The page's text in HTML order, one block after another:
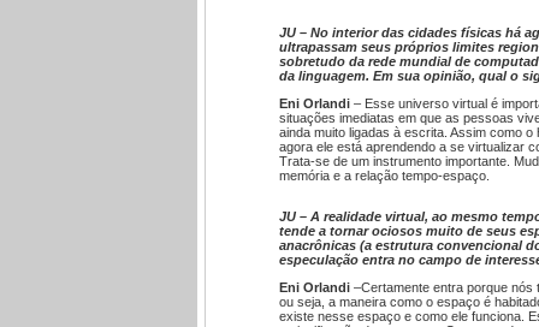
JU – No interior das cidades físicas há
ultrapassam seus próprios limites
sobretudo da rede mundial de
da linguagem. Em sua opinião, qual o
Eni Orlandi– Esse universo virtual é
situações imediatas em que as pessoas
ainda muito ligadas à escrita. Assim como
agora ele está aprendendo a se virtualizar
Trata-se de um instrumento importante.
memória e a relação tempo-espaço.
JU – A realidade virtual, ao mesmo
tende a tornar ociosos muito de seus
anacrônicas (a estrutura convencional
especulação entra no campo de
Eni Orlandi–Certamente entra porque nós
ou seja, a maneira como o espaço é
existe nesse espaço e como ele funciona.